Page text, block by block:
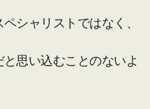
シャリストではなく、
思い込むことのないよ